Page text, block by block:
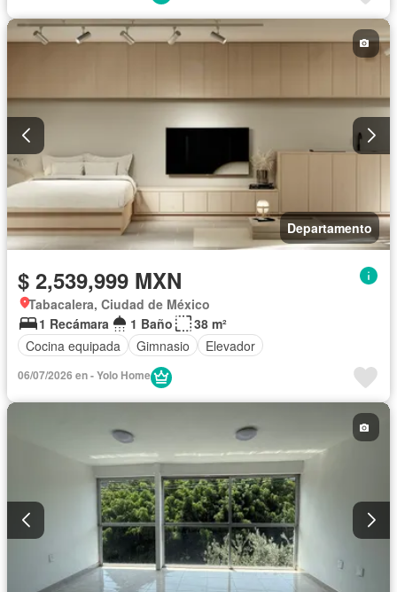
Departamento
$ 2,539,999 MXN
Tabacalera, Ciudad de México
1 Recámara
1 Baño
38 m²
Cocina equipada
Gimnasio Elevador
06/07/2026 en - Yolo Home